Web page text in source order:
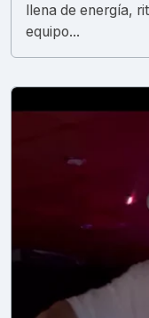
llena de energía,
equipo...